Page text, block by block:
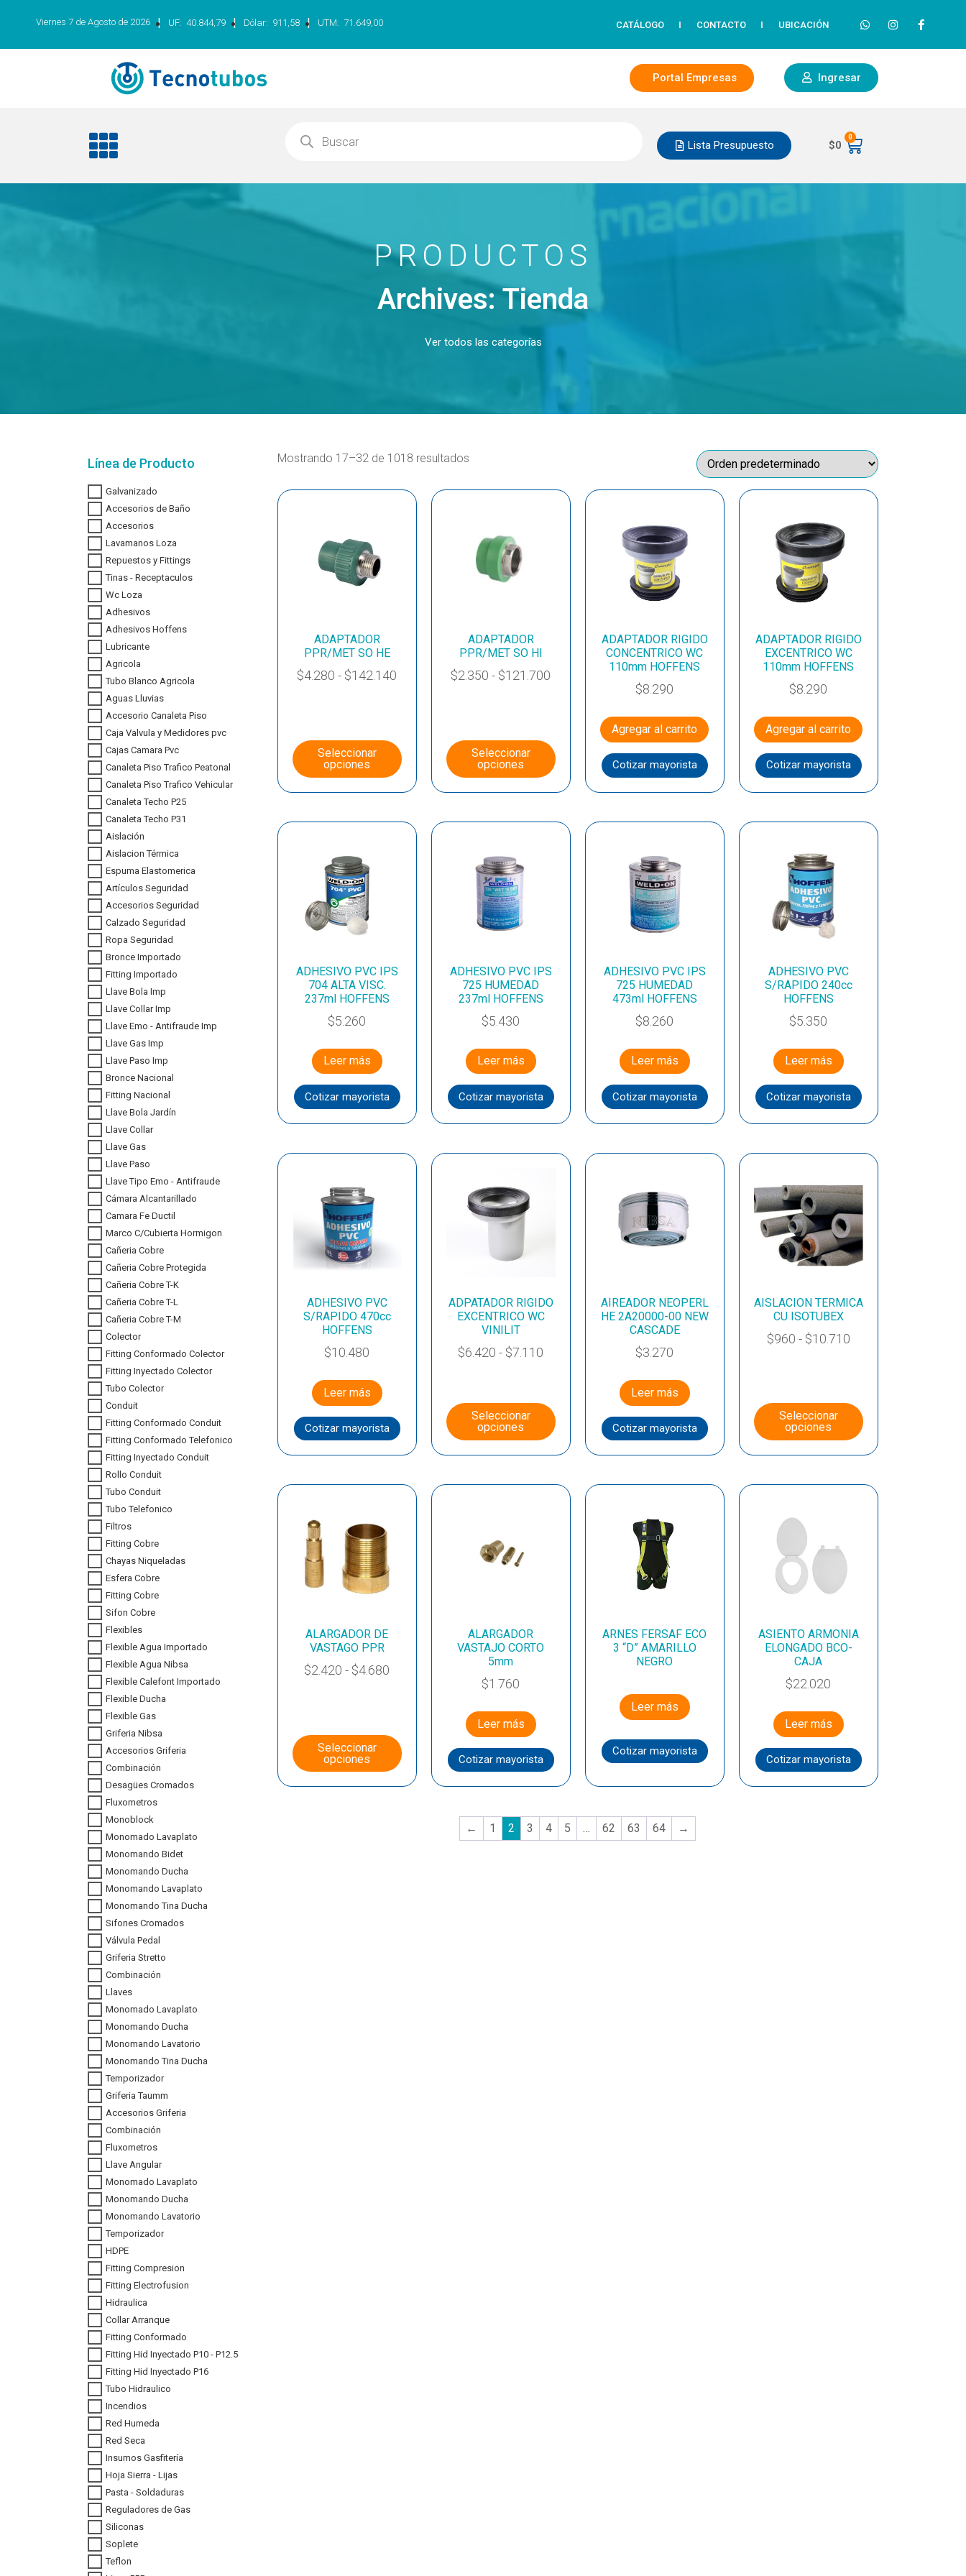
Viernes 7 de Agosto de 2026 | UF: 40.844,79 | Dólar: 911,58 | UTM: 71.649,00 CATÁLOGO CONTACTO UBICACIÓN
Portal Empresas Ingresar
Lista Presupuesto $0
0
PRODUCTOS
Archives: Tienda
Ver todos las categorías
Línea de Producto
Galvanizado
Accesorios de Baño
Accesorios
Lavamanos Loza
Repuestos y Fittings
Tinas - Receptaculos
Wc Loza
Adhesivos
Adhesivos Hoffens
Lubricante
Agricola
Tubo Blanco Agricola
Aguas Lluvias
Accesorio Canaleta Piso
Caja Valvula y Medidores pvc
Cajas Camara Pvc
Canaleta Piso Trafico Peatonal
Canaleta Piso Trafico Vehicular
Canaleta Techo P25
Canaleta Techo P31
Aislación
Aislacion Térmica
Espuma Elastomerica
Artículos Seguridad
Accesorios Seguridad
Calzado Seguridad
Ropa Seguridad
Bronce Importado
Fitting Importado
Llave Bola Imp
Llave Collar Imp
Llave Emo - Antifraude Imp
Llave Gas Imp
Llave Paso Imp
Bronce Nacional
Fitting Nacional
Llave Bola Jardín
Llave Collar
Llave Gas
Llave Paso
Llave Tipo Emo - Antifraude
Cámara Alcantarillado
Camara Fe Ductil
Marco C/Cubierta Hormigon
Cañeria Cobre
Cañeria Cobre Protegida
Cañeria Cobre T-K
Cañeria Cobre T-L
Cañeria Cobre T-M
Colector
Fitting Conformado Colector
Fitting Inyectado Colector
Tubo Colector
Conduit
Fitting Conformado Conduit
Fitting Conformado Telefonico
Fitting Inyectado Conduit
Rollo Conduit
Tubo Conduit
Tubo Telefonico
Filtros
Fitting Cobre
Chayas Niqueladas
Esfera Cobre
Fitting Cobre
Sifon Cobre
Flexibles
Flexible Agua Importado
Flexible Agua Nibsa
Flexible Calefont Importado
Flexible Ducha
Flexible Gas
Griferia Nibsa
Accesorios Griferia
Combinación
Desagües Cromados
Fluxometros
Monoblock
Monomado Lavaplato
Monomando Bidet
Monomando Ducha
Monomando Lavaplato
Monomando Tina Ducha
Sifones Cromados
Válvula Pedal
Griferia Stretto
Combinación
Llaves
Monomado Lavaplato
Monomando Ducha
Monomando Lavatorio
Monomando Tina Ducha
Temporizador
Griferia Taumm
Accesorios Griferia
Combinación
Fluxometros
Llave Angular
Monomado Lavaplato
Monomando Ducha
Monomando Lavatorio
Temporizador
HDPE
Fitting Compresion
Fitting Electrofusion
Hidraulica
Collar Arranque
Fitting Conformado
Fitting Hid Inyectado P10 - P12.5
Fitting Hid Inyectado P16
Tubo Hidraulico
Incendios
Red Humeda
Red Seca
Insumos Gasfitería
Hoja Sierra - Lijas
Pasta - Soldaduras
Reguladores de Gas
Siliconas
Soplete
Teflon
Mostrando 17–32 de 1018 resultados
ADAPTADOR
PPR/MET SO HE
$4.280 - $142.140
Seleccionar
opciones
ADAPTADOR
PPR/MET SO HI
$2.350 - $121.700
Seleccionar
opciones
ADAPTADOR RIGIDO
CONCENTRICO WC
110mm HOFFENS
$8.290
Agregar al carrito
Cotizar mayorista
ADAPTADOR RIGIDO
EXCENTRICO WC
110mm HOFFENS
$8.290
Agregar al carrito
Cotizar mayorista
ADHESIVO PVC IPS
704 ALTA VISC.
237ml HOFFENS
$5.260
Leer más
Cotizar mayorista
ADHESIVO PVC IPS
725 HUMEDAD
237ml HOFFENS
$5.430
Leer más
Cotizar mayorista
ADHESIVO PVC IPS
725 HUMEDAD
473ml HOFFENS
$8.260
Leer más
Cotizar mayorista
ADHESIVO PVC
S/RAPIDO 240cc
HOFFENS
$5.350
Leer más
Cotizar mayorista
ADHESIVO PVC
S/RAPIDO 470cc
HOFFENS
$10.480
Leer más
Cotizar mayorista
ADPATADOR RIGIDO
EXCENTRICO WC
VINILIT
$6.420 - $7.110
Seleccionar
opciones
AIREADOR NEOPERL
HE 2A20000-00 NEW
CASCADE
$3.270
Leer más
Cotizar mayorista
AISLACION TERMICA
CU ISOTUBEX
$960 - $10.710
Seleccionar
opciones
ALARGADOR DE
VASTAGO PPR
$2.420 - $4.680
Seleccionar
opciones
ALARGADOR
VASTAJO CORTO
5mm
$1.760
Leer más
Cotizar mayorista
ARNES FERSAF ECO
3 “D” AMARILLO
NEGRO
Leer más
Cotizar mayorista
ASIENTO ARMONIA
ELONGADO BCO-
CAJA
$22.020
Leer más
Cotizar mayorista
← 1 2 3 4 5 … 62 63 64 →